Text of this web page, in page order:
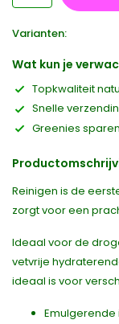
Varianten:
Wat kun je
Topkwaliteit
Snelle
Greenies
Reinigen is de
zorgt voor een
Ideaal voor de
vetvrije
ideaal is voor
Emulgerende